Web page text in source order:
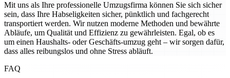
Mit uns als Ihre professionelle Umzugsfirma können Sie sich sicher
sein, dass Ihre Habseligkeiten sicher, pünktlich und fachgerecht
transportiert werden. Wir nutzen moderne Methoden und bewährte
Abläufe, um Qualität und Effizienz zu gewährleisten. Egal, ob es
um einen Haushalts- oder Geschäfts-umzug geht – wir sorgen dafür,
dass alles reibungslos und ohne Stress abläuft.
FAQ